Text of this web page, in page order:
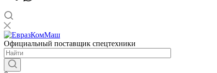
Официальный поставщик спецтехники